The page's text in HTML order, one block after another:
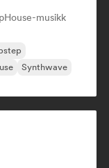
House-musikk
Synthwave